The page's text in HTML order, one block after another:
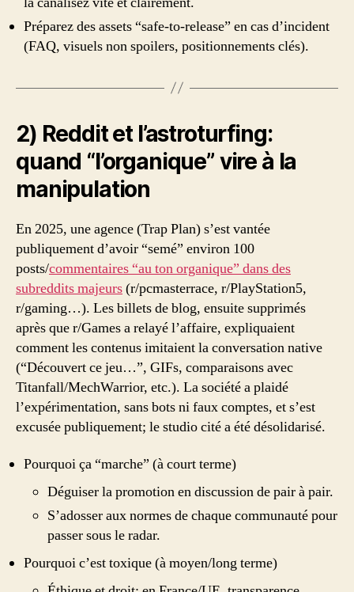
Préparez des assets “safe-to-release” en cas d’incident
(FAQ, visuels non spoilers, positionnements clés).
2) Reddit et l’astroturfing:
quand “l’organique” vire à la
manipulation
En 2025, une agence (Trap Plan) s’est vantée
publiquement d’avoir “semé” environ 100
posts/commentaires “au ton organique” dans des
subreddits majeurs(r/pcmasterrace, r/PlayStation5,
r/gaming…). Les billets de blog, ensuite supprimés
après que r/Games a relayé l’affaire, expliquaient
comment les contenus imitaient la conversation native
(“Découvert ce jeu…”, GIFs, comparaisons avec
Titanfall/MechWarrior, etc.). La société a plaidé
l’expérimentation, sans bots ni faux comptes, et s’est
excusée publiquement; le studio cité a été désolidarisé.
Pourquoi ça “marche” (à court terme)
Déguiser la promotion en discussion de pair à pair.
S’adosser aux normes de chaque communauté pour
passer sous le radar.
Pourquoi c’est toxique (à moyen/long terme)